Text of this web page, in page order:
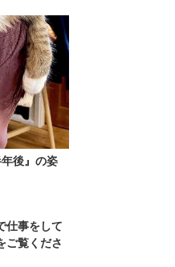
後』の姿
仕事をして
覧くださ